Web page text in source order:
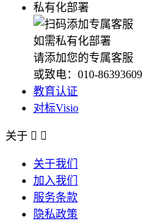
私有化部署
如需私有化部署
请添加您的专属客服
或致电：010-86393609
教育认证
对标Visio
关于  
关于我们
加入我们
服务条款
隐私政策